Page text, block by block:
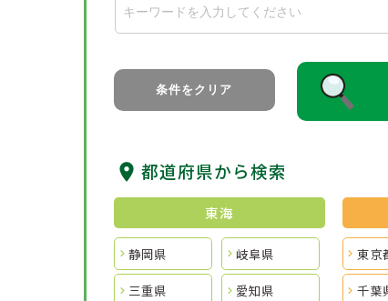
条件をクリア
都道府県から検索
東海
静岡県 岐阜県
三重県 愛知県
東京
千葉